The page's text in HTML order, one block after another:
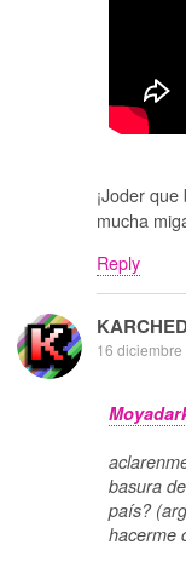
¡Joder
mucha
Reply
16 diciembre
basura
país?
hacerme